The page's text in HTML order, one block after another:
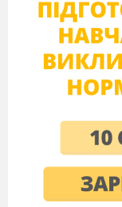
3.Видільну
органи та
А) нирки
Б) легені
Г)
Д)
Е)
Є) серце
Ж)